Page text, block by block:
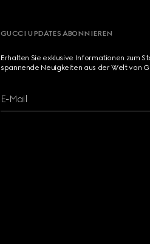
GUCCI UPDATES ABONNIEREN
Erhalten Sie exklusive Informationen zum
spannende Neuigkeiten aus der Welt von
E-Mail